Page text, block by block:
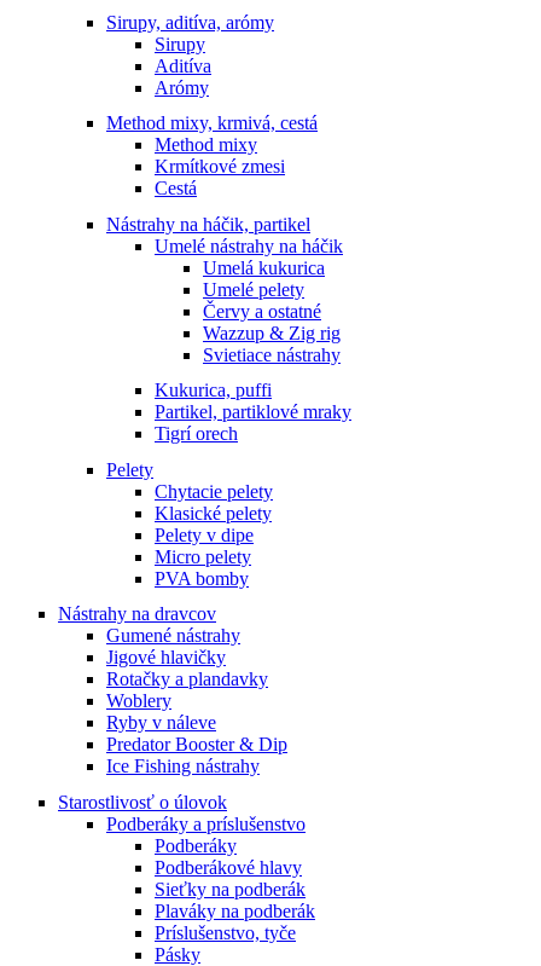
Sirupy, aditíva, arómy
Sirupy
Aditíva
Arómy
Method mixy, krmivá, cestá
Method mixy
Krmítkové zmesi
Cestá
Nástrahy na háčik, partikel
Umelé nástrahy na háčik
Umelá kukurica
Umelé pelety
Červy a ostatné
Wazzup & Zig rig
Svietiace nástrahy
Kukurica, puffi
Partikel, partiklové mraky
Tigrí orech
Pelety
Chytacie pelety
Klasické pelety
Pelety v dipe
Micro pelety
PVA bomby
Nástrahy na dravcov
Gumené nástrahy
Jigové hlavičky
Rotačky a plandavky
Woblery
Ryby v náleve
Predator Booster & Dip
Ice Fishing nástrahy
Starostlivosť o úlovok
Podberáky a príslušenstvo
Podberáky
Podberákové hlavy
Sieťky na podberák
Plaváky na podberák
Príslušenstvo, tyče
Pásky